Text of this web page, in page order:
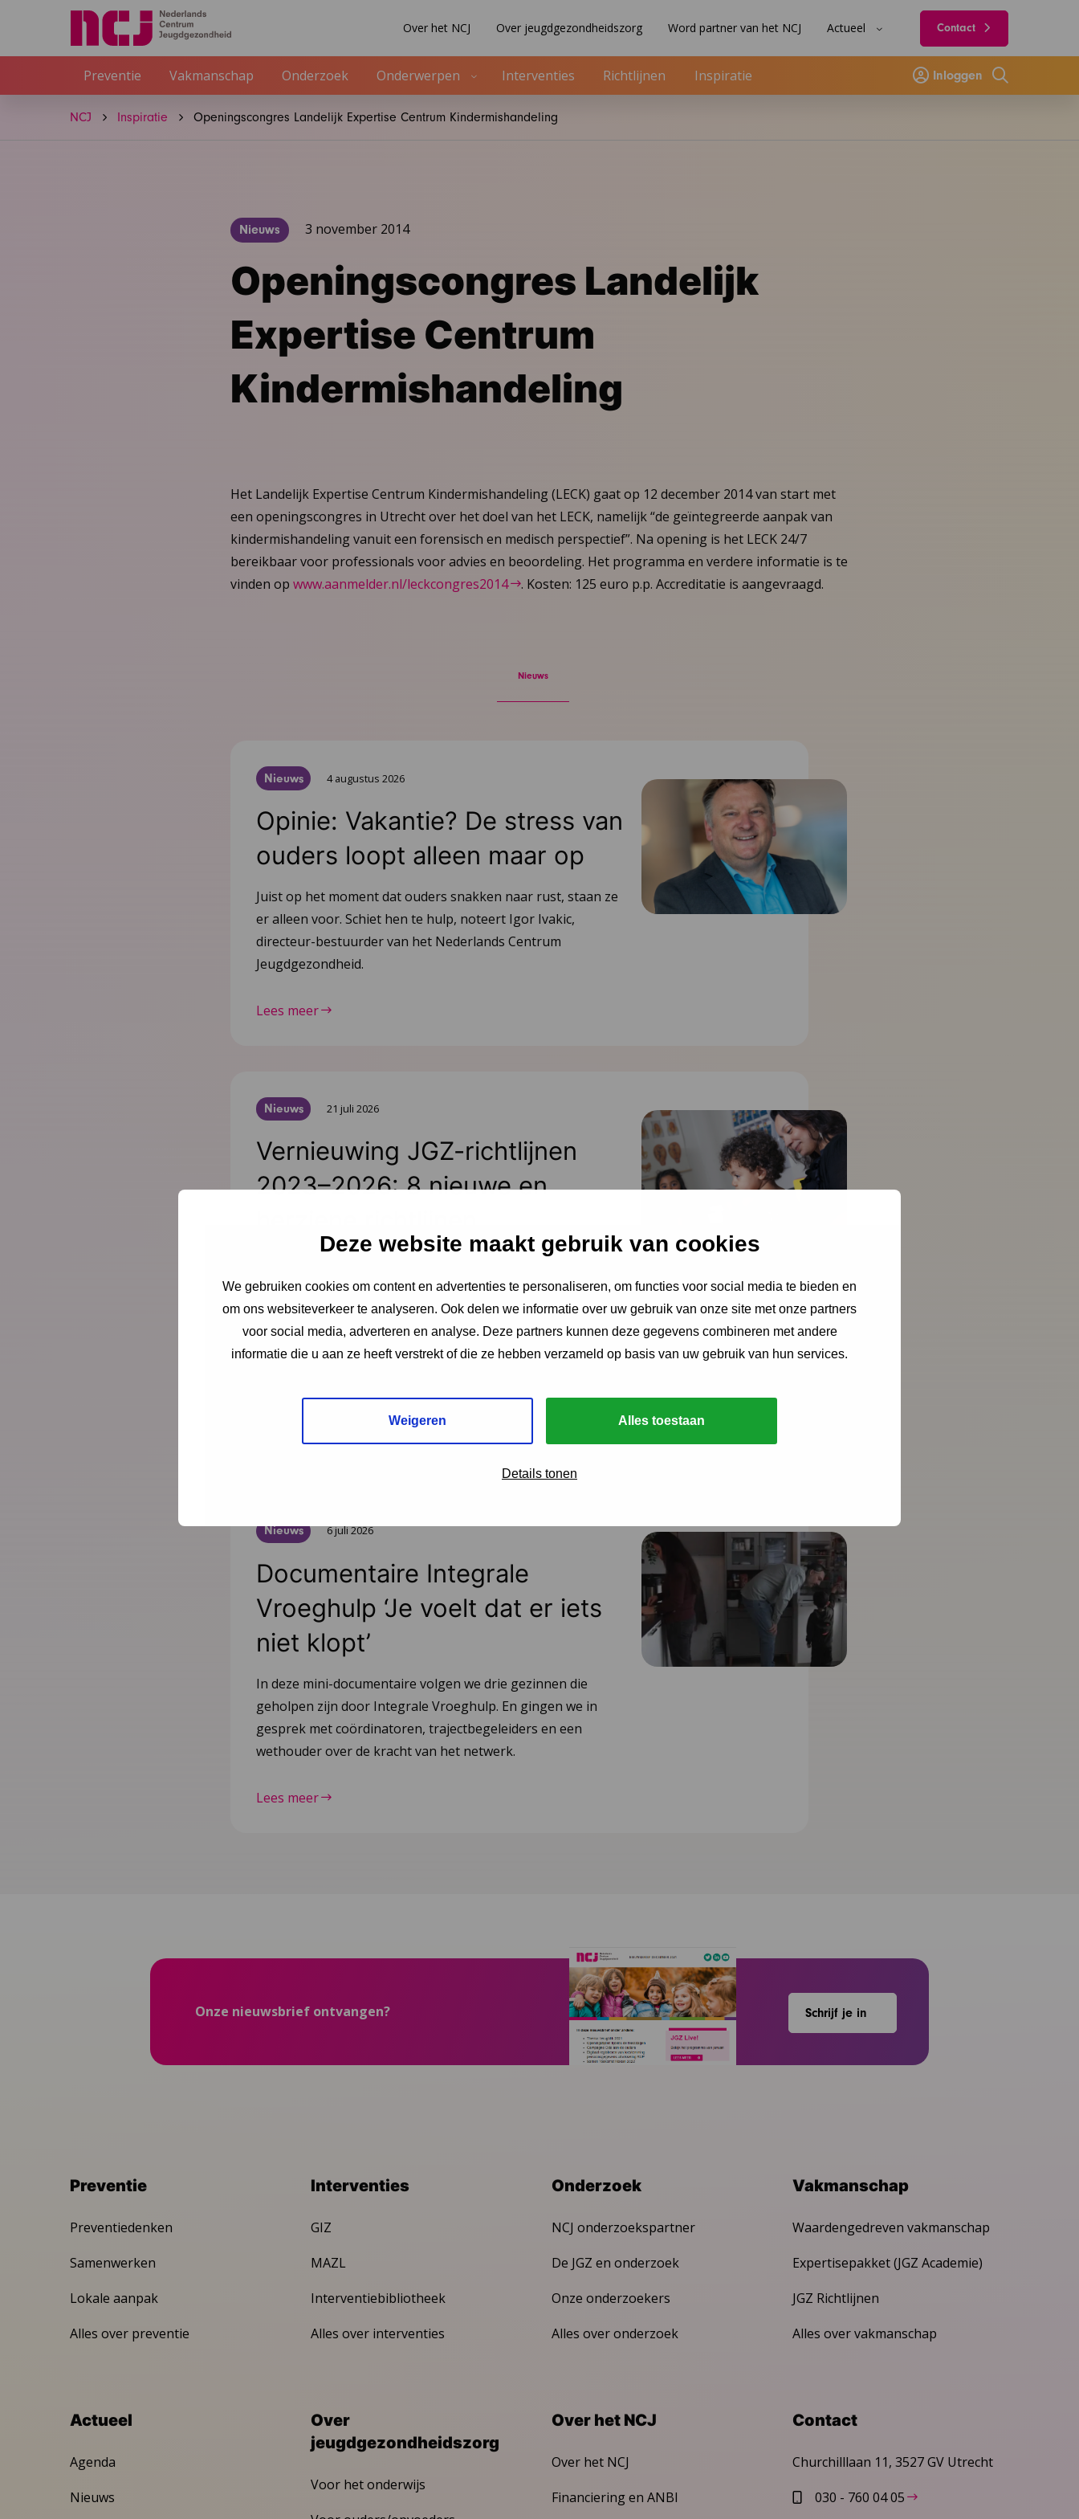
Deze website maakt gebruik van cookies
We gebruiken cookies om content en advertenties te personaliseren, om functies voor social media te bieden en
om ons websiteverkeer te analyseren. Ook delen we informatie over uw gebruik van onze site met onze partners
voor social media, adverteren en analyse. Deze partners kunnen deze gegevens combineren met andere
informatie die u aan ze heeft verstrekt of die ze hebben verzameld op basis van uw gebruik van hun services.
Weigeren Alles toestaan
Details tonen
Over het NCJ Over jeugdgezondheidszorg Word partner van het NCJ Actueel Contact
Preventie Vakmanschap Onderzoek Onderwerpen Interventies Richtlijnen Inspiratie Inloggen
Zoeken
NCJ Inspiratie Openingscongres Landelijk Expertise Centrum Kindermishandeling
Nieuws 3 november 2014
Openingscongres Landelijk
Expertise Centrum
Kindermishandeling
Het Landelijk Expertise Centrum Kindermishandeling (LECK) gaat op 12 december 2014 van start met
een openingscongres in Utrecht over het doel van het LECK, namelijk “de geïntegreerde aanpak van
kindermishandeling vanuit een forensisch en medisch perspectief”. Na opening is het LECK 24/7
bereikbaar voor professionals voor advies en beoordeling. Het programma en verdere informatie is te
vinden op www.aanmelder.nl/leckcongres2014 . Kosten: 125 euro p.p. Accreditatie is aangevraagd.
Nieuws
Nieuws 4 augustus 2026
Opinie: Vakantie? De stress van
ouders loopt alleen maar op
Juist op het moment dat ouders snakken naar rust, staan ze
er alleen voor. Schiet hen te hulp, noteert Igor Ivakic,
directeur-bestuurder van het Nederlands Centrum
Jeugdgezondheid.
Lees meer
Nieuws 21 juli 2026
Vernieuwing JGZ-richtlijnen
2023–2026: 8 nieuwe en
gepubliceerd
Na de publicatie van de herziene JGZ-richtlijn
Kindermishandeling en de nieuwe JGZ-richtlijn Mondzorg in
juli 2025 zijn nog zes JGZ-richtlijnen verschenen. In dit bericht
zetten we ze op een rij en blikken we vooruit op de
Nieuws 6 juli 2026
Documentaire Integrale
Vroeghulp ‘Je voelt dat er iets
niet klopt’
In deze mini-documentaire volgen we drie gezinnen die
geholpen zijn door Integrale Vroeghulp. En gingen we in
gesprek met coördinatoren, trajectbegeleiders en een
wethouder over de kracht van het netwerk.
Lees meer
Onze nieuwsbrief ontvangen? Schrijf je in
Preventie
Preventiedenken
Samenwerken
Lokale aanpak
Alles over preventie
Interventies
GIZ
MAZL
Interventiebibliotheek
Alles over interventies
Onderzoek
NCJ onderzoekspartner
De JGZ en onderzoek
Onze onderzoekers
Alles over onderzoek
Vakmanschap
Waardengedreven vakmanschap
Expertisepakket (JGZ Academie)
JGZ Richtlijnen
Alles over vakmanschap
Actueel
Agenda
Nieuws
Over
jeugdgezondheidszorg
Voor het onderwijs
Over het NCJ
Over het NCJ
Financiering en ANBI
Contact
Churchilllaan 11, 3527 GV Utrecht
030 - 760 04 05